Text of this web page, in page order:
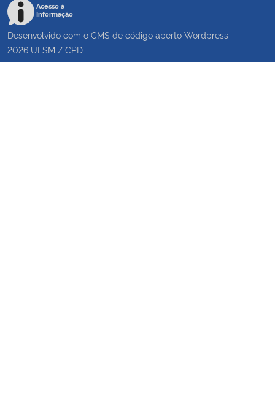
Acesso à
Informação
Desenvolvido com o CMS de código aberto Wordpress
2026 UFSM / CPD